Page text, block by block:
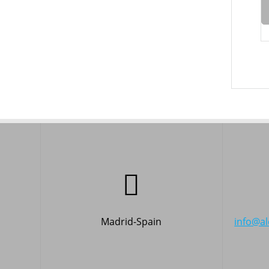
Madrid-Spain